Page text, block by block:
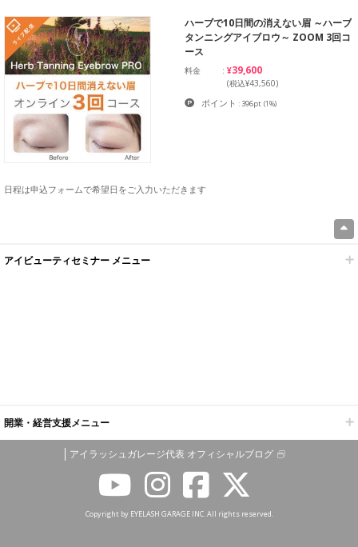
ハーブで10日間の消えない眉 ～ハーブ
タンニングアイブロウ～ ZOOM 3回コ
ース
料金 ¥39,600
(税込¥43,560)
ポイント : 396pt (1%)
日程は申込フォームで希望日をご入力いただきます
アイビューティセミナー メニュー
開業・経営支援メニュー
アイラッシュガレージ代表 オフィシャルブログ
Copyright by EYELASH GARAGE INC. All rights reserved.